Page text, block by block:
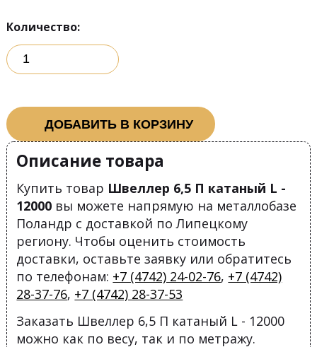
Количество:
ДОБАВИТЬ В КОРЗИНУ
Описание товара
Купить товар Швеллер 6,5 П катаный L -
12000 вы можете напрямую на металлобазе
Поландр с доставкой по Липецкому
региону. Чтобы оценить стоимость
доставки, оставьте заявку или обратитесь
по телефонам: +7 (4742) 24-02-76, +7 (4742)
28-37-76, +7 (4742) 28-37-53
Заказать Швеллер 6,5 П катаный L - 12000
можно как по весу, так и по метражу.